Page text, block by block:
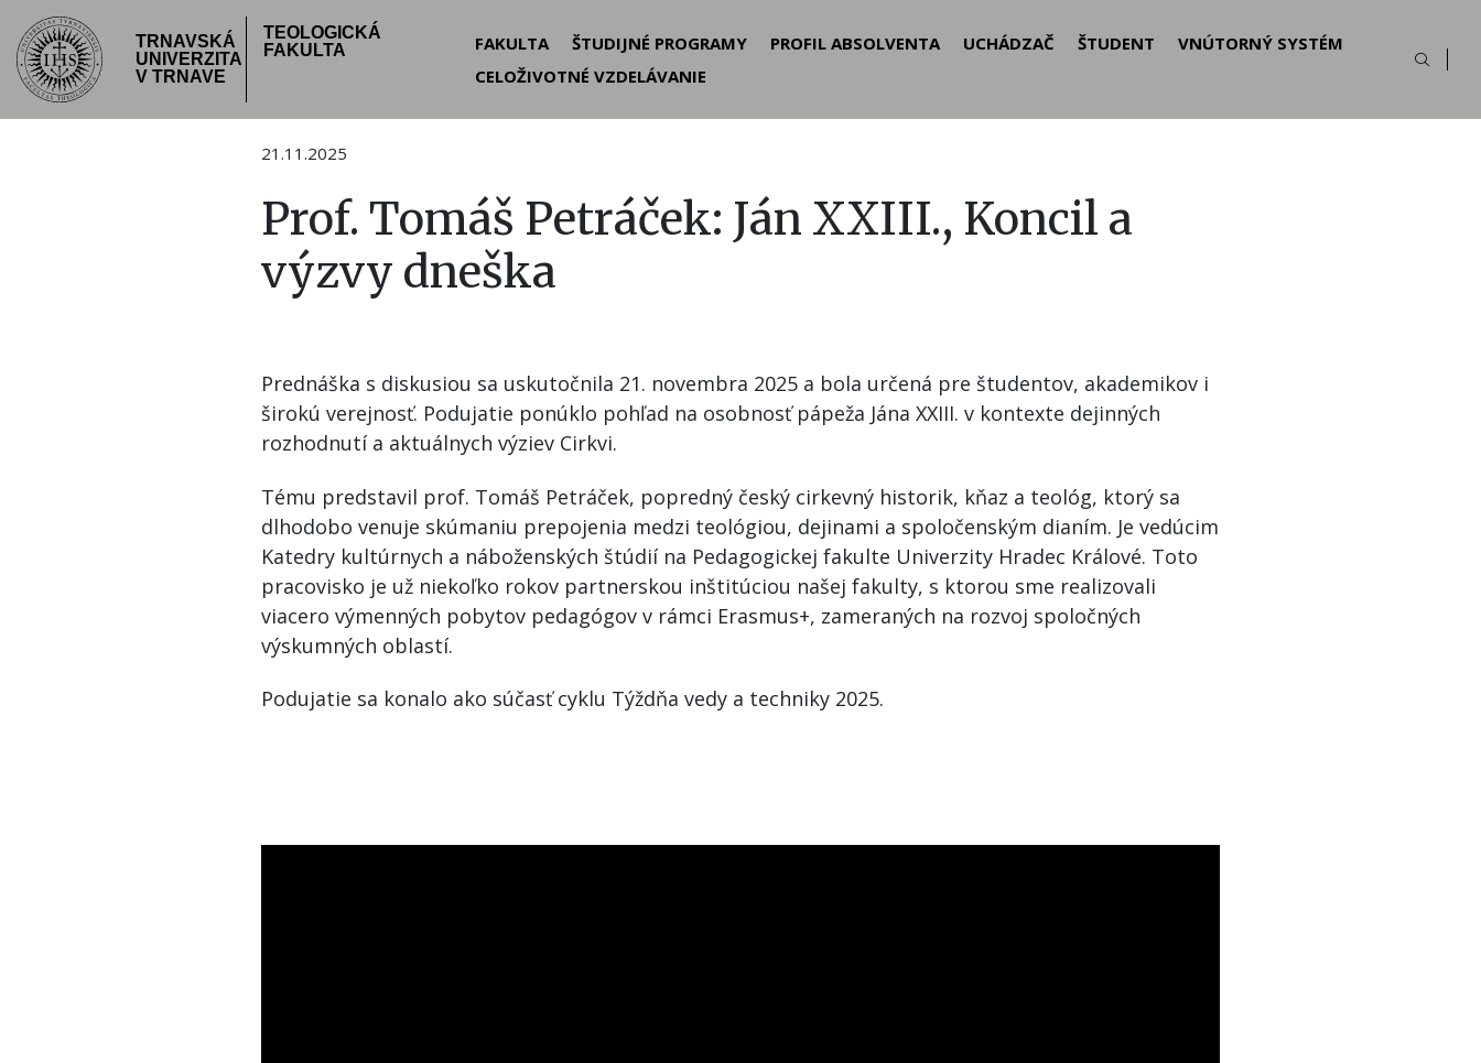
Skočiť
na
hlavný
obsah
TRNAVSKÁ
UNIVERZITA
V TRNAVE
TEOLOGICKÁ
FAKULTA
Header
menu
FAKULTA ŠTUDIJNÉ PROGRAMY PROFIL ABSOLVENTA UCHÁDZAČ ŠTUDENT
VNÚTORNÝ SYSTÉM
CELOŽIVOTNÉ VZDELÁVANIE
21.11.2025
Prof. Tomáš Petráček: Ján XXIII., Koncil a
výzvy dneška
Prednáška s diskusiou sa uskutočnila 21. novembra 2025 a bola určená pre študentov, akademikov i
širokú verejnosť. Podujatie ponúklo pohľad na osobnosť pápeža Jána XXIII. v kontexte dejinných
rozhodnutí a aktuálnych výziev Cirkvi.
Tému predstavil prof. Tomáš Petráček, popredný český cirkevný historik, kňaz a teológ, ktorý sa
dlhodobo venuje skúmaniu prepojenia medzi teológiou, dejinami a spoločenským dianím. Je vedúcim
Katedry kultúrnych a náboženských štúdií na Pedagogickej fakulte Univerzity Hradec Králové. Toto
pracovisko je už niekoľko rokov partnerskou inštitúciou našej fakulty, s ktorou sme realizovali
viacero výmenných pobytov pedagógov v rámci Erasmus+, zameraných na rozvoj spoločných
výskumných oblastí.
Podujatie sa konalo ako súčasť cyklu Týždňa vedy a techniky 2025.